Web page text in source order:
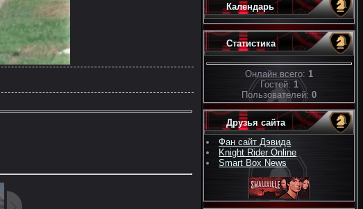
Календарь
Статистика
Онлайн всего: 1
Гостей: 1
Пользователей: 0
Друзья сайта
Фан сайт Дэвида
Knight Rider Online
Smart Box News